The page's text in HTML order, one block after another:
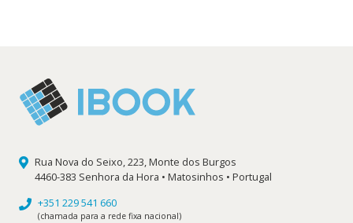
Rua Nova do Seixo, 223, Monte dos Burgos
4460-383 Senhora da Hora • Matosinhos • Portugal
+351 229 541 660
(chamada para a rede fixa nacional)